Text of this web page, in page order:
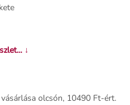
↓
olcsón, 10490 Ft-ért.